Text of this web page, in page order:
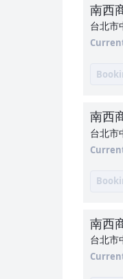
南西
台北市
南西
台北市
南西
台北市